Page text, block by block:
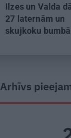
Ilzes un Valda
27 laternām un
skujkoku
Arhīvs